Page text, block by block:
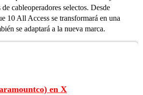
de cableoperadores selectos. Desde
10 All Access se transformará en una
se adaptará a la nueva marca.
en X